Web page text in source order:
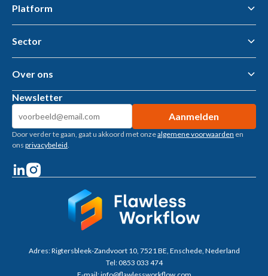
Platform
Flawless Workflow Data & AI Platform
Business Intelligence
AI tools & AI Agents
Sector
Gemeenten – openbare ruimte
Woningcorporaties
Metaalbewerking
Bouwtoeleveranciers
Machinebouw
Installatietechniek
Recruitment
Welzijn
Over ons
Over ons
Kennisbank
Klantverhalen
Vacatures
Adres:Rigtersbleek-Zandvoort 10, 7521 BE, Enschede, Nederland
Tel:0853 033 474
Newsletter
Door verder te gaan, gaat u akkoord met onzealgemene voorwaarden en
ons privacybeleid